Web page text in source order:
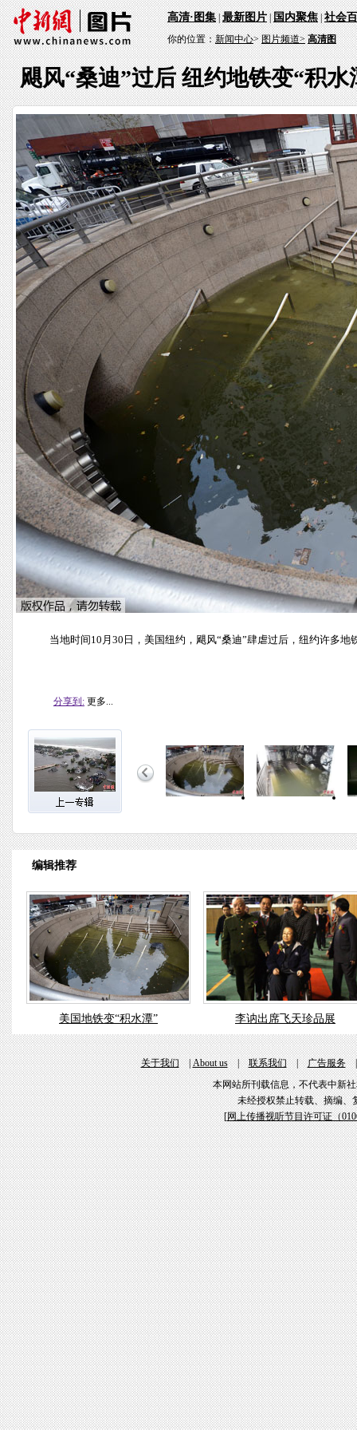
高清·图集|最新图片|国内聚焦|社会
你的位置：新闻中心>图片频道> 高清图
飓风“桑迪”过后 纽约地铁变“积水
当地时间10月30日，美国纽约，飓风“桑迪”肆虐过后，纽约许多
分享到: 更多...
编辑推荐
美国地铁变“积水潭” 李讷出席飞天珍品展
关于我们|About us|联系我们|广告服务
本网站所刊载信息，不代表中新
未经授权禁止转载、摘编、
[网上传播视听节目许可证（